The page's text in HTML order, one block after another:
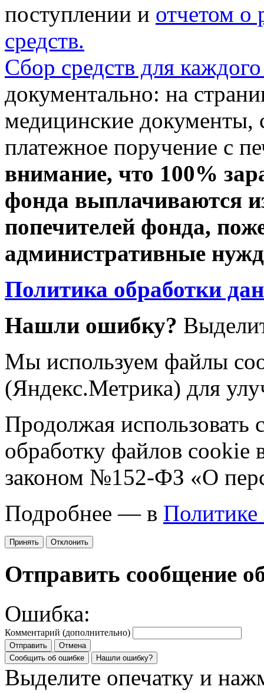
поступлении и отчетом о
средств.
Сбор средств для
документально: на
медицинские документы,
платежное поручение с
внимание, что 100%
фонда выплачиваются
попечителей фонда,
административные
Политика обработки
Нашли ошибку?
Мы используем файлы
(Яндекс.Метрика) для
Продолжая использовать
обработку файлов cookie
законом №152-ФЗ «О
Подробнее — в Политике
Принять Отклонить
Отправить сообщение
Ошибка:
Комментарий (дополнительно)
Отправить
Отмена
Сообщить об ошибке
Нашли ошибку?
Выделите опечатку и